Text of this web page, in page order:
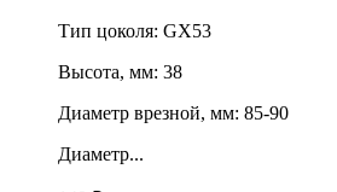
Тип цоколя: GX53
Высота, мм: 38
Диаметр врезной, мм: 85-90
Диаметр...